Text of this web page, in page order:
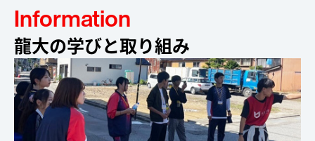
Information
龍大の学びと取り組み